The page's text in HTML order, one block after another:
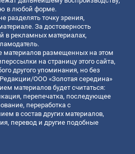
в любой форме.
разделять точку зрения,
За достоверность
рекламных материалах,
материалов размещенных на этом
на страницу этого сайта,
другого упоминания, но без
ООО «Золотая середина»
материалов будет считаться:
перепечатка, последующее
переработка с
в состав других материалов,
перевод и другие подобные